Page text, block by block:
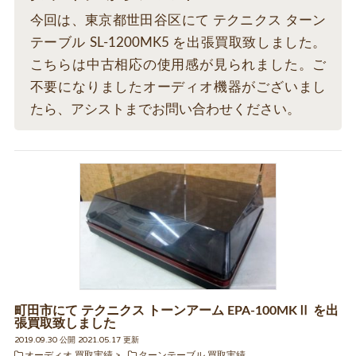
今回は、東京都世田谷区にて テクニクス ターン
テーブル SL-1200MK5 を出張買取致しました。
こちらは中古相応の使用感が見られました。ご
不要になりましたオーディオ機器がございまし
たら、アシストまでお問い合わせください。
町田市にて テクニクス トーンアーム EPA-100MKⅡ を出
張買取致しました
2019.09.30 公開 2021.05.17 更新